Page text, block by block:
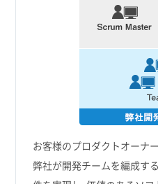
お客様のプロダクトオーナ
弊社が開発チームを編成す